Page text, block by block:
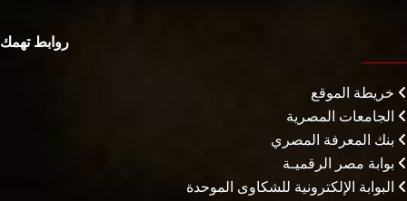
روابط تهمك
خريطة الموقع
الجامعات المصرية
بنك المعرفة المصري
بوابة مصر الرقميـة
البوابة الإلكترونية للشكاوى الموحدة